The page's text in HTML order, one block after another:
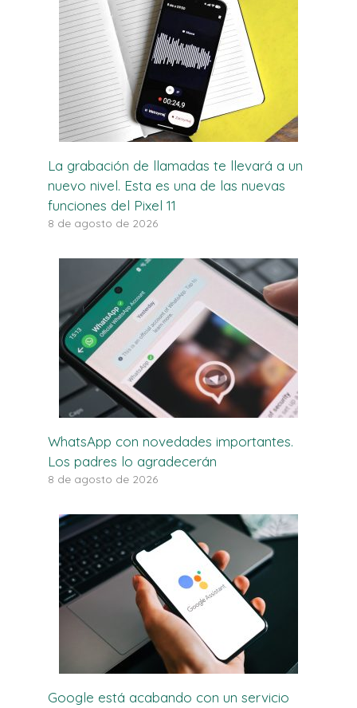
La grabación de llamadas te llevará a un
nuevo nivel. Esta es una de las nuevas
funciones del Pixel 11
8 de agosto de 2026
WhatsApp con novedades importantes.
Los padres lo agradecerán
8 de agosto de 2026
Google está acabando con un servicio